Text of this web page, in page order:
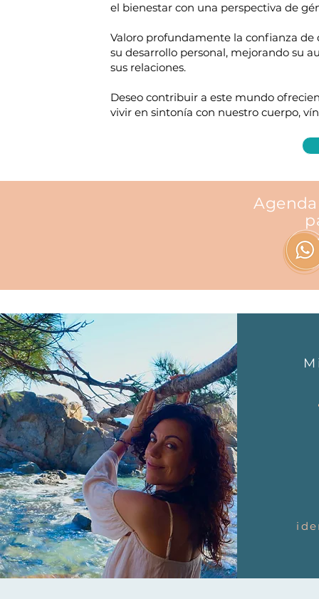
el bienestar con una perspectiva de
Valoro profundamente la confianza
su desarrollo personal, mejorando su
sus relaciones.
Deseo contribuir a este mundo
vivir en sintonía con nuestro cuerpo,